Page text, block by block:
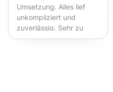
Umsetzung. Alles lief
unkompliziert und
zuverlässig. Sehr zu
empfehlen!